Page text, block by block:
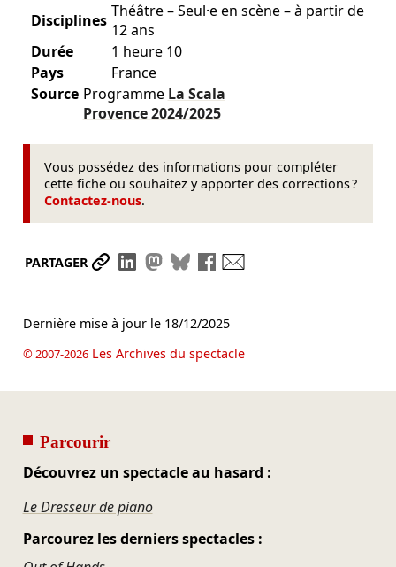
Disciplines Théâtre – Seul·e en scène – à partir de
12 ans
Durée
1 heure 10
Pays
France
Source Programme La Scala
Provence2024/2025
Vous possédez des informations pour compléter
cette fiche ou souhaitez y apporter des corrections ?
Contactez-nous.
PARTAGER Partager le lien
Partager sur LinkedIn
Partager sur Mastodon
Partager sur Bluesky
Partager sur Facebook
Dernière mise à jour le 18/12/2025
© 2007-2026Les Archives du spectacle
Parcourir
Découvrez un spectacle au hasard :
Le Dresseur de piano
Parcourez les derniers spectacles :